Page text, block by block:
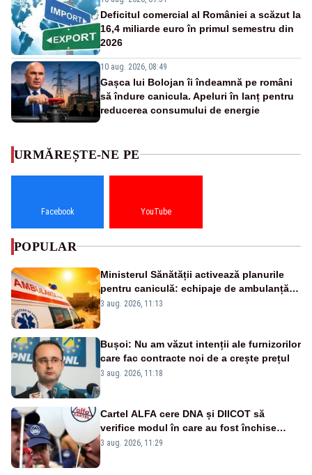
Deficitul comercial al României a scăzut la
16,4 miliarde euro în primul semestru din
2026
10 aug. 2026, 08:49
Gașca lui Bolojan îi îndeamnă pe români
să îndure canicula. Apeluri în lanț pentru
reducerea consumului de energie
URMĂREȘTE-NE PE
Facebook YouTube
POPULAR
Ministerul Sănătății activează planurile
pentru caniculă: echipaje de ambulanță
suplimentate, stocuri de medicamente
3 aug. 2026, 11:13
Bușoi: Nu am văzut intenții ale furnizorilor
care fac contracte noi de a crește prețul
3 aug. 2026, 11:18
Cartel ALFA cere DNA și DIICOT să
verifice modul în care au fost închise
centralele pe cărbune
3 aug. 2026, 11:29